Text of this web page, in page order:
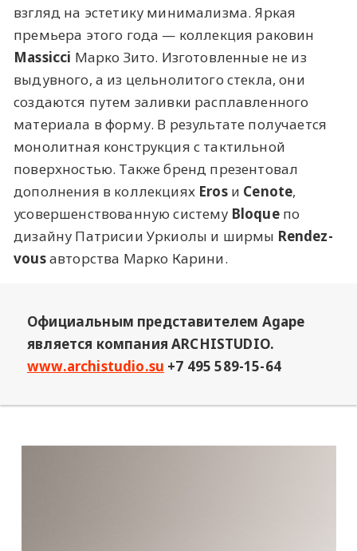
взгляд на эстетику минимализма. Яркая
премьера этого года — коллекция раковин
Massicci Марко Зито. Изготовленные не из
выдувного, а из цельнолитого стекла, они
создаются путем заливки расплавленного
материала в форму. В результате получается
монолитная конструкция с тактильной
поверхностью. Также бренд презентовал
дополнения в коллекциях Erosи Cenote,
усовершенствованную систему Bloqueпо
дизайну Патрисии Уркиолы и ширмы Rendez-
vousавторства Марко Карини.
Официальным представителем Agape
является компания ARCHISTUDIO.
www.archistudio.su +7 495 589-15-64